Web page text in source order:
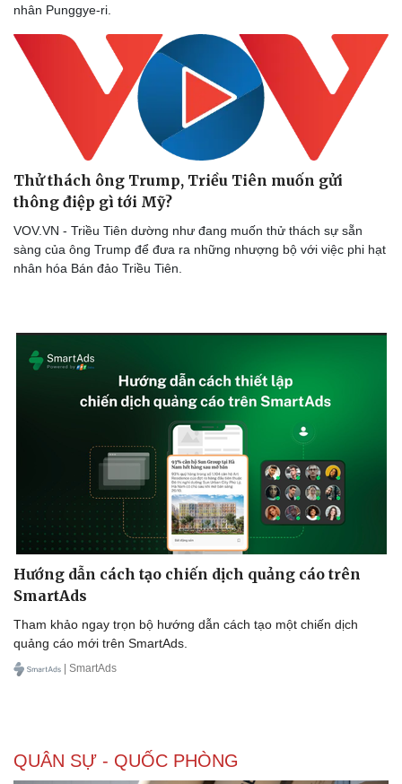
nhân Punggye-ri.
Thử thách ông Trump, Triều Tiên muốn gửi
thông điệp gì tới Mỹ?
VOV.VN - Triều Tiên dường như đang muốn thử thách sự sẵn
sàng của ông Trump để đưa ra những nhượng bộ với việc phi hạt
nhân hóa Bán đảo Triều Tiên.
Hướng dẫn cách tạo chiến dịch quảng cáo trên
SmartAds
Tham khảo ngay trọn bộ hướng dẫn cách tạo một chiến dịch
quảng cáo mới trên SmartAds.
| SmartAds
QUÂN SỰ - QUỐC PHÒNG